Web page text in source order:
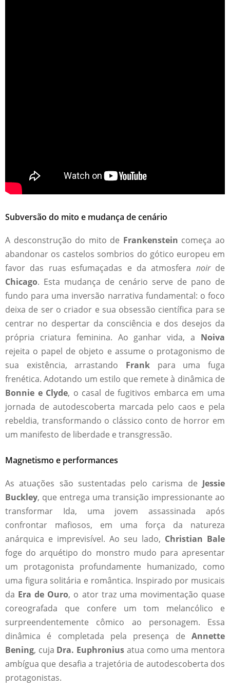
Subversão do mito e mudança de cenário
A desconstrução do mito de Frankenstein começa ao
abandonar os castelos sombrios do gótico europeu em
favor das ruas esfumaçadas e da atmosfera noirde
Chicago. Esta mudança de cenário serve de pano de
fundo para uma inversão narrativa fundamental: o foco
deixa de ser o criador e sua obsessão científica para se
centrar no despertar da consciência e dos desejos da
própria criatura feminina. Ao ganhar vida, a Noiva
rejeita o papel de objeto e assume o protagonismo de
sua existência, arrastando Frank para uma fuga
frenética. Adotando um estilo que remete à dinâmica de
Bonnie e Clyde, o casal de fugitivos embarca em uma
jornada de autodescoberta marcada pelo caos e pela
rebeldia, transformando o clássico conto de horror em
um manifesto de liberdade e transgressão.
Magnetismo e performances
As atuações são sustentadas pelo carisma de Jessie
Buckley, que entrega uma transição impressionante ao
transformar Ida, uma jovem assassinada após
confrontar mafiosos, em uma força da natureza
anárquica e imprevisível. Ao seu lado, Christian Bale
foge do arquétipo do monstro mudo para apresentar
um protagonista profundamente humanizado, como
uma figura solitária e romântica. Inspirado por musicais
da Era de Ouro, o ator traz uma movimentação quase
coreografada que confere um tom melancólico e
surpreendentemente cômico ao personagem. Essa
dinâmica é completada pela presença de Annette
Bening, cuja Dra. Euphronius atua como uma mentora
ambígua que desafia a trajetória de autodescoberta dos
protagonistas.